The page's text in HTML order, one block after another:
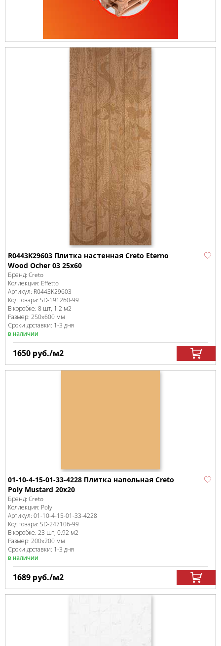
R0443K29603 Плитка настенная Creto Eterno
Wood Ocher 03 25х60
Бренд: Creto
Коллекция: Effetto
Артикул: R0443K29603
Код товара: SD-191260-99
В коробке: 8 шт, 1.2 м2
Размер: 250x600 мм
Сроки доставки: 1-3 дня
в наличии
1650 руб./м2
01-10-4-15-01-33-4228 Плитка напольная Creto
Poly Mustard 20х20
Бренд: Creto
Коллекция: Poly
Артикул: 01-10-4-15-01-33-4228
Код товара: SD-247106-99
В коробке: 23 шт, 0.92 м2
Размер: 200x200 мм
Сроки доставки: 1-3 дня
в наличии
1689 руб./м2